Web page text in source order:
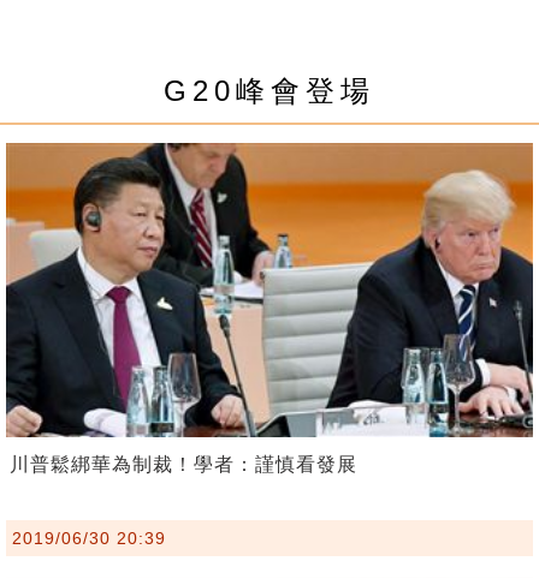
G20峰會登場
川普鬆綁華為制裁！學者：謹慎看發展
2019/06/30 20:39